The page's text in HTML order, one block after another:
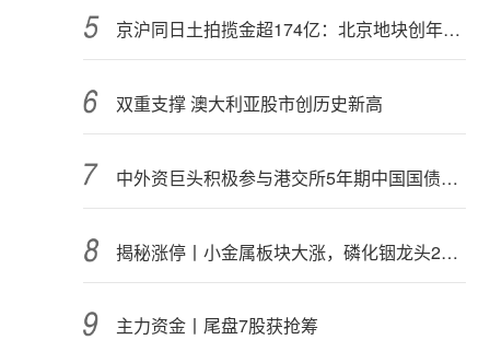
京沪同日土拍揽金超174亿：北京地块创年内纪录，上海最高溢价28.45%
双重支撑 澳大利亚股市创历史新高
中外资巨头积极参与港交所5年期中国国债期货交易
揭秘涨停丨小金属板块大涨，磷化铟龙头2连板
主力资金丨尾盘7股获抢筹